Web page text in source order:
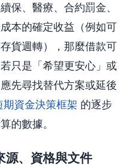
保、醫療、合約罰金、
本的確定收益（例如可
貨週轉），那麼借款可
只是「希望更安心」或
先尋找替代方案或延後
期資金決策框架 的逐步
的數據。
源、資格與文件